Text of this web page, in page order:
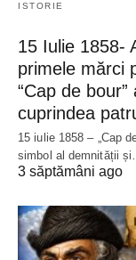
ISTORIE
15 Iulie 1858-
primele mărci
“Cap de
cuprindea
15 iulie 1858 – „Cap
simbol al demnității
3 săptămâni ago